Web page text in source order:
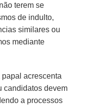
terem se
de indulto,
similares ou
mediante
acrescenta
candidatos devem
a processos